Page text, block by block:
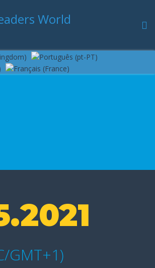
GMT+1)